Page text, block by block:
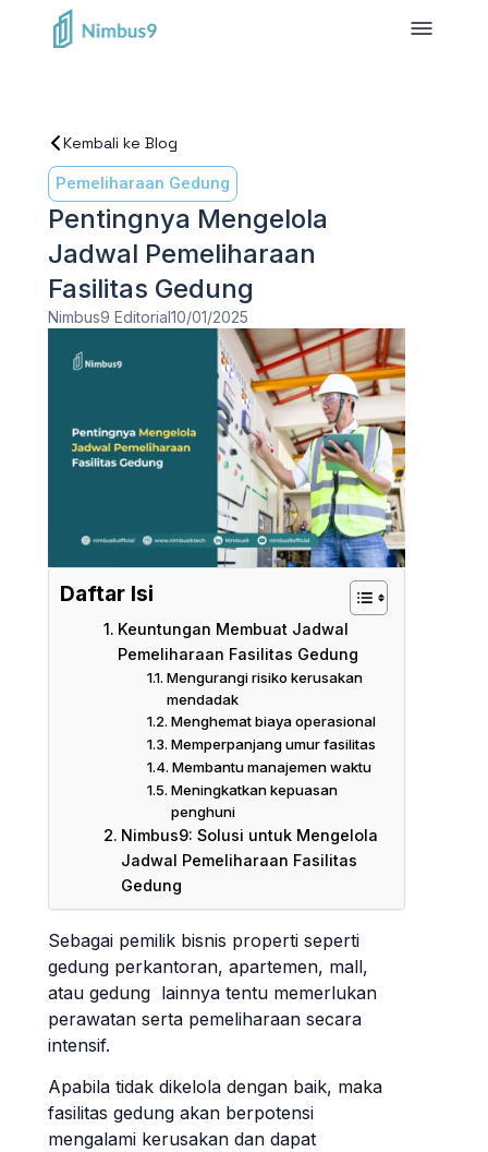
Kembali ke Blog
Pemeliharaan Gedung
Pentingnya Mengelola
Jadwal Pemeliharaan
Fasilitas Gedung
Nimbus9 Editorial10/01/2025
Daftar Isi
Keuntungan Membuat Jadwal
Pemeliharaan Fasilitas Gedung
Mengurangi risiko kerusakan
mendadak
Menghemat biaya operasional
Memperpanjang umur fasilitas
Membantu manajemen waktu
Meningkatkan kepuasan
penghuni
Nimbus9: Solusi untuk Mengelola
Jadwal Pemeliharaan Fasilitas
Gedung
Sebagai pemilik bisnis properti seperti
gedung perkantoran, apartemen, mall,
atau gedung lainnya tentu memerlukan
perawatan serta pemeliharaan secara
intensif.
Apabila tidak dikelola dengan baik, maka
fasilitas gedung akan berpotensi
mengalami kerusakan dan dapat